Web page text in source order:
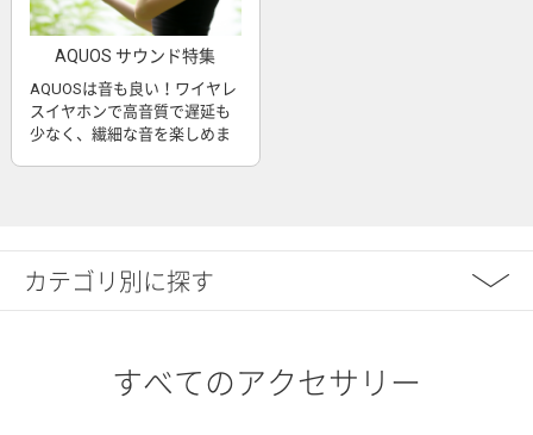
AQUOS サウンド特集
AQUOSは音も良い！ワイヤレ
スイヤホンで高音質で遅延も
少なく、繊細な音を楽しめま
カテゴリ別に探す
すべてのアクセサリー